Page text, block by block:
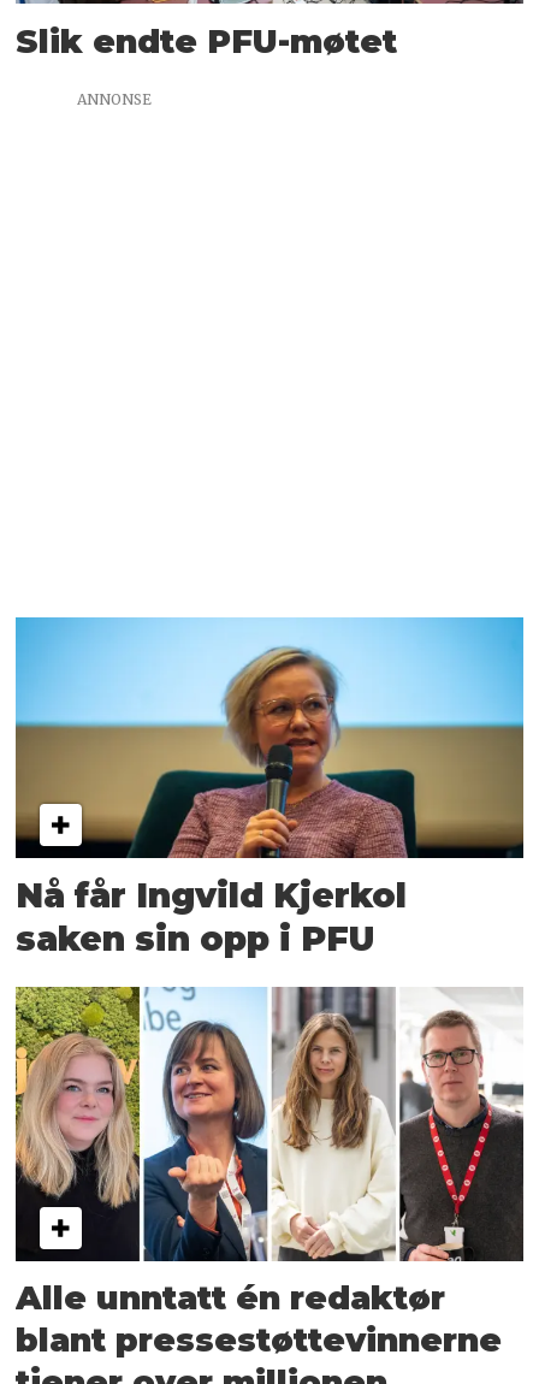
Slik endte PFU-møtet
ANNONSE
Nå får Ingvild Kjerkol
saken sin opp i PFU
Alle unntatt én redaktør
blant pressestøttevinnerne